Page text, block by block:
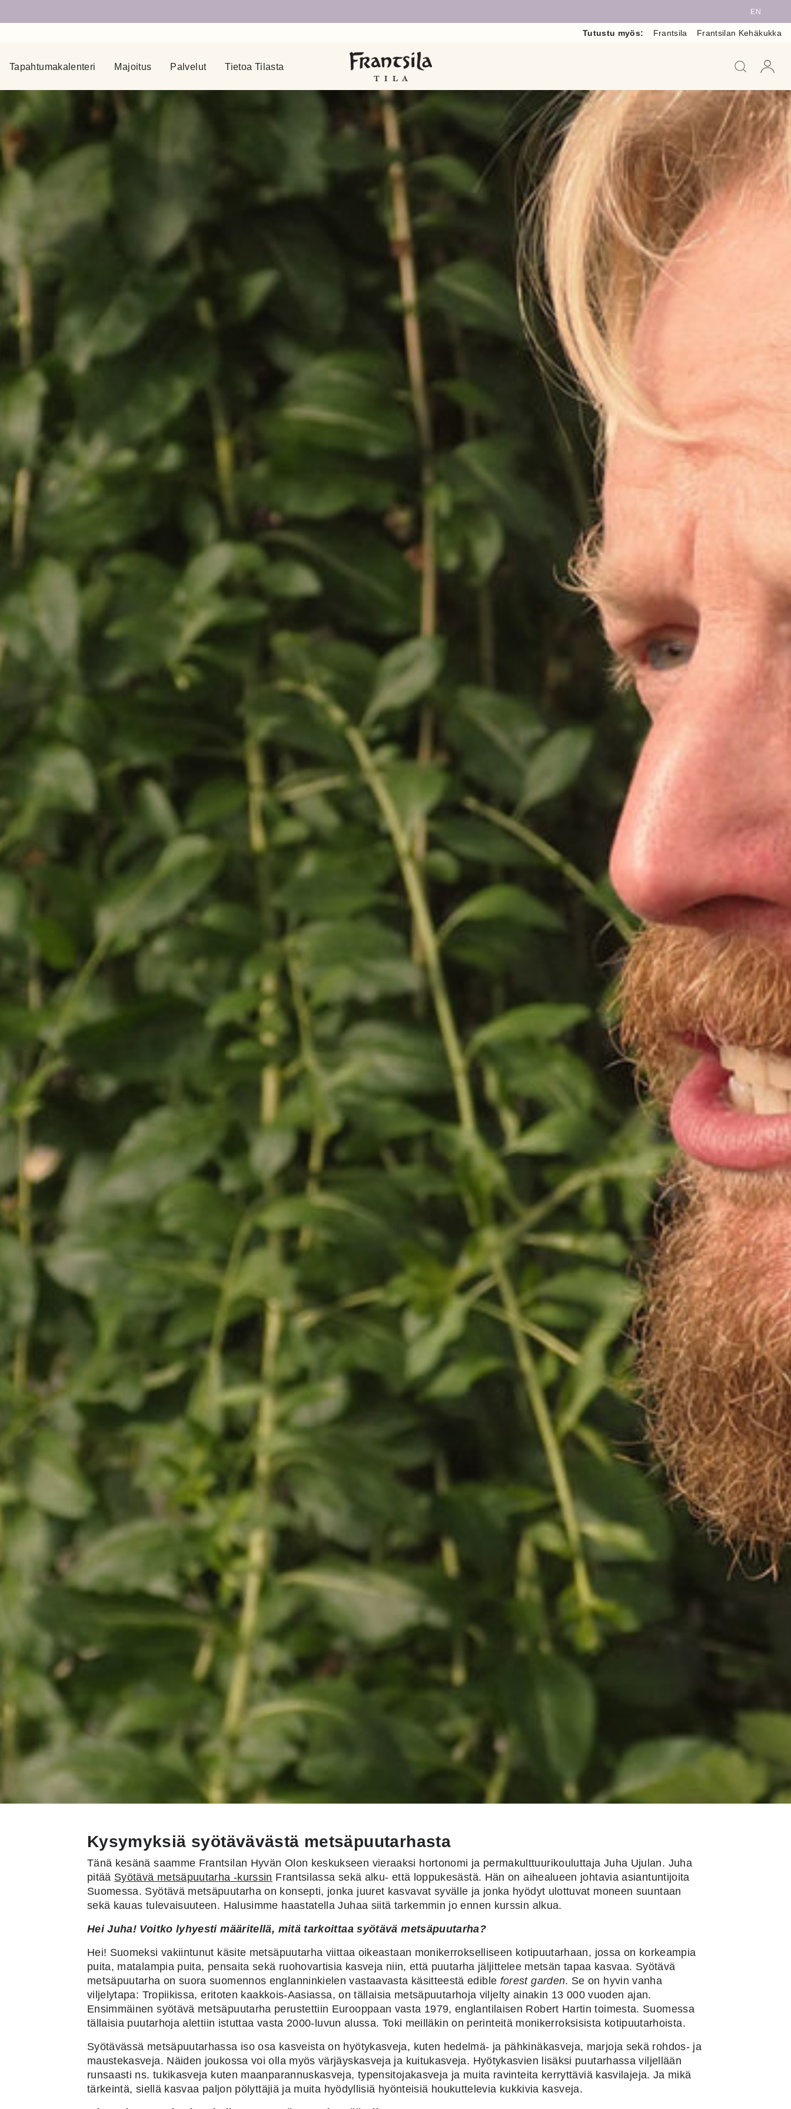
EN
Tutustu myös: Frantsila Frantsilan Kehäkukka
Tapahtumakalenteri Majoitus Palvelut Tietoa Tilasta When
Kysymyksiä syötävävästä metsäpuutarhasta
Tänä kesänä saamme Frantsilan Hyvän Olon keskukseen vieraaksi hortonomi ja permakulttuurikouluttaja Juha Ujulan. Juha
pitää Syötävä metsäpuutarha -kurssin Frantsilassa sekä alku- että loppukesästä. Hän on aihealueen johtavia asiantuntijoita
Suomessa. Syötävä metsäpuutarha on konsepti, jonka juuret kasvavat syvälle ja jonka hyödyt ulottuvat moneen suuntaan
sekä kauas tulevaisuuteen. Halusimme haastatella Juhaa siitä tarkemmin jo ennen kurssin alkua.
Hei Juha! Voitko lyhyesti määritellä, mitä tarkoittaa syötävä metsäpuutarha?
Hei! Suomeksi vakiintunut käsite metsäpuutarha viittaa oikeastaan monikerrokselliseen kotipuutarhaan, jossa on korkeampia
puita, matalampia puita, pensaita sekä ruohovartisia kasveja niin, että puutarha jäljittelee metsän tapaa kasvaa. Syötävä
metsäpuutarha on suora suomennos englanninkielen vastaavasta käsitteestä edible forest garden. Se on hyvin vanha
viljelytapa: Tropiikissa, eritoten kaakkois-Aasiassa, on tällaisia metsäpuutarhoja viljelty ainakin 13 000 vuoden ajan.
Ensimmäinen syötävä metsäpuutarha perustettiin Eurooppaan vasta 1979, englantilaisen Robert Hartin toimesta. Suomessa
tällaisia puutarhoja alettiin istuttaa vasta 2000-luvun alussa. Toki meilläkin on perinteitä monikerroksisista kotipuutarhoista.
Syötävässä metsäpuutarhassa iso osa kasveista on hyötykasveja, kuten hedelmä- ja pähkinäkasveja, marjoja sekä rohdos- ja
maustekasveja. Näiden joukossa voi olla myös värjäyskasveja ja kuitukasveja. Hyötykasvien lisäksi puutarhassa viljellään
runsaasti ns. tukikasveja kuten maanparannuskasveja, typensitojakasveja ja muita ravinteita kerryttäviä kasvilajeja. Ja mikä
tärkeintä, siellä kasvaa paljon pölyttäjiä ja muita hyödyllisiä hyönteisiä houkuttelevia kukkivia kasveja.